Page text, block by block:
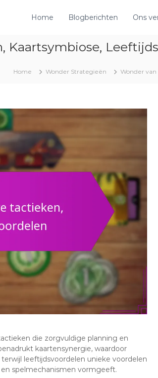
Home Blogberichten Ons
Home Wonder Strategieën Wonder
die zorgvuldige planning en
kaartensynergie, waardoor
leeftijdsvoordelen unieke voordelen
spelmechanismen vormgeeft.